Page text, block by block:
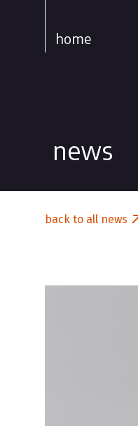
home
news
back to all news